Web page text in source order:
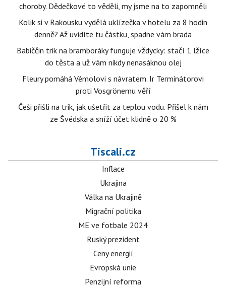
choroby. Dědečkové to věděli, my jsme na to zapomněli
Kolik si v Rakousku vydělá uklízečka v hotelu za 8 hodin
denně? Až uvidíte tu částku, spadne vám brada
Babiččin trik na bramboráky funguje vždycky: stačí 1 lžíce
do těsta a už vám nikdy nenasáknou olej
Fleury pomáhá Vémolovi s návratem. Ir Terminátorovi
proti Vosgrönemu věří
Češi přišli na trik, jak ušetřit za teplou vodu. Přišel k nám
ze Švédska a sníží účet klidně o 20 %
Tiscali.cz
Inflace
Ukrajina
Válka na Ukrajině
Migrační politika
ME ve fotbale 2024
Ruský prezident
Ceny energií
Evropská unie
Penzijní reforma